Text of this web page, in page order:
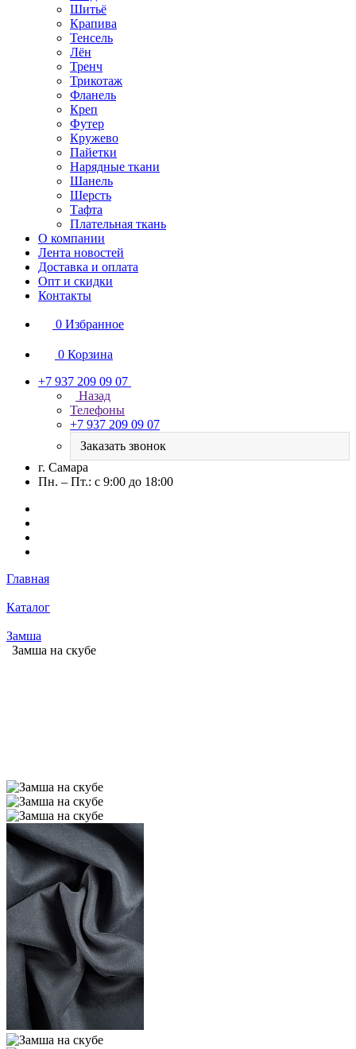
Шитьё
Крапива
Тенсель
Лён
Тренч
Трикотаж
Фланель
Креп
Футер
Кружево
Пайетки
Нарядные ткани
Шанель
Шерсть
Тафта
Плательная ткань
О компании
Лента новостей
Доставка и оплата
Опт и скидки
Контакты
0 Избранное
0 Корзина
+7 937 209 09 07
Назад
Телефоны
+7 937 209 09 07
Заказать звонок
г. Самара
Пн. – Пт.: с 9:00 до 18:00
Главная
Каталог
Замша
Замша на скубе